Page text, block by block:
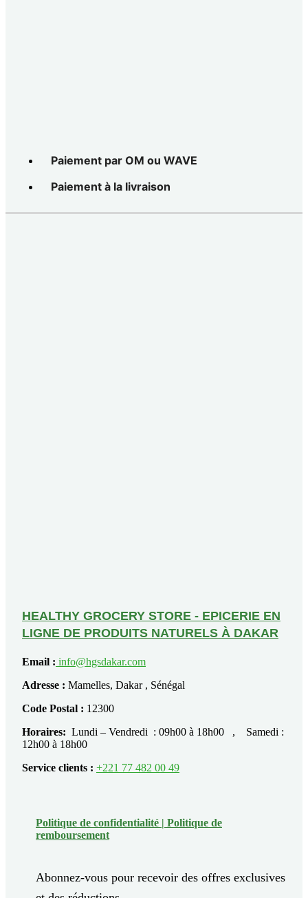
Paiement par OM ou WAVE
Paiement à la livraison
HEALTHY GROCERY STORE - EPICERIE EN
LIGNE DE PRODUITS NATURELS À DAKAR
Email : info@hgsdakar.com
Adresse : Mamelles, Dakar , Sénégal
Code Postal : 12300
Horaires: Lundi – Vendredi : 09h00 à 18h00 , Samedi :
12h00 à 18h00
Service clients : +221 77 482 00 49
Politique de confidentialité | Politique de
remboursement
Abonnez-vous pour recevoir des offres exclusives